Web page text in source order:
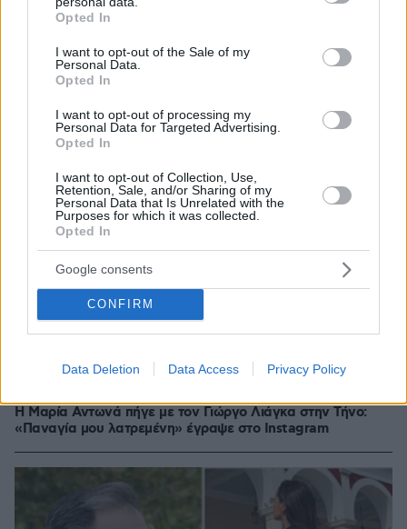
grant or deny consent to Google and its third-party tags to
use your data for below specified purposes in below Google
consent section.
Opted In
I want to opt-out of the Sale of my
Personal Data.
Opted In
I want to opt-out of processing my
Personal Data for Targeted Advertising.
Opted In
I want to opt-out of Collection, Use,
Retention, Sale, and/or Sharing of my
Personal Data that Is Unrelated with the
Purposes for which it was collected.
Opted In
Google consents
CONFIRM
Data Deletion Data Access Privacy Policy
H Μαρία Αντωνά πήγε με τον Γιώργο Λιάγκα στην Τήνο:
«Παναγία μου λατρεμένη» έγραψε στο Instagram